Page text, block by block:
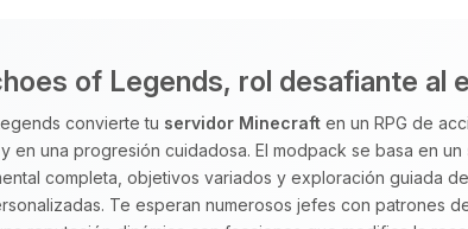
of Legends, rol desafiante al
convierte tu servidor Minecraft en un RPG de
en una progresión cuidadosa. El modpack se basa en un
completa, objetivos variados y exploración guiada
Te esperan numerosos jefes con patrones